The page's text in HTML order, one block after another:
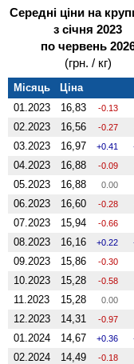
Середні ціни на
з січня 2023
по червень
(грн. / кг)
Місяць
Ціна
01.2023
16,83 -0.13
02.2023 16,56 -0.27
03.2023 16,97 0.41
04.2023 16,88 -0.09
05.2023 16,88 0.00
06.2023 16,60 -0.28
07.2023 15,94 -0.66
08.2023 16,16 0.22
09.2023 15,86 -0.30
10.2023 15,28 -0.58
11.2023 15,28 0.00
12.2023 14,31 -0.97
01.2024 14,67 0.36
02.2024 14,49 -0.18